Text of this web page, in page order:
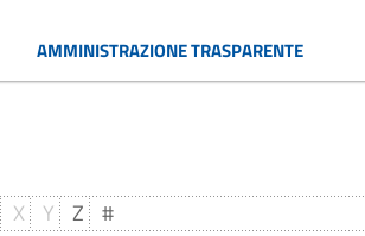
AMMINISTRAZIONE TRASPARENTE
X Y Z #